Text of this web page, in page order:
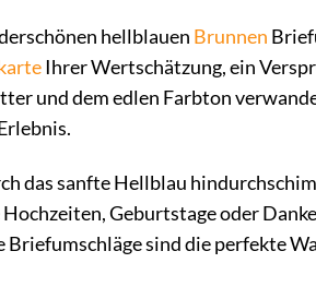
hellblauen Brunnen
Ihrer Wertschätzung, ein
und dem edlen Farbton
das sanfte Hellblau
Geburtstage oder
sind die perfekte